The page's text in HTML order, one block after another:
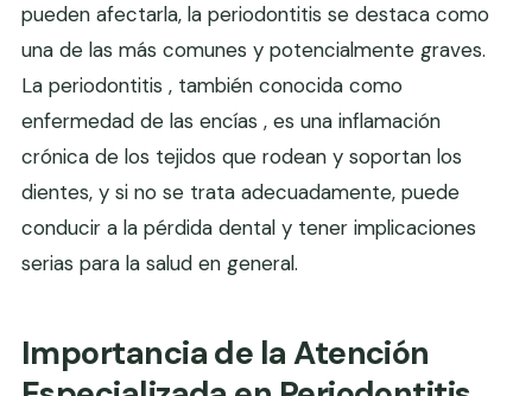
pueden afectarla, la periodontitis se destaca como
una de las más comunes y potencialmente graves.
La periodontitis , también conocida como
enfermedad de las encías , es una inflamación
crónica de los tejidos que rodean y soportan los
dientes, y si no se trata adecuadamente, puede
conducir a la pérdida dental y tener implicaciones
serias para la salud en general.
Importancia de la Atención